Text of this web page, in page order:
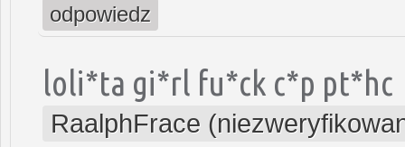
odpowiedz
loli*ta gi*rl fu*ck c*p pt*hc
RaalphFrace